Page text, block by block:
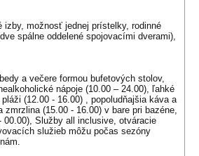
izby, možnosť jednej prístelky, rodinné
spálne oddelené spojovacími dverami),
a večere formou bufetových stolov,
nápoje (10.00 – 24.00), ľahké
(12.00 - 16.00) , popoludňajšia káva a
zmrzlina (15.00 - 16.00) v bare pri bazéne,
00.00), Služby all inclusive, otváracie
služieb môžu počas sezóny